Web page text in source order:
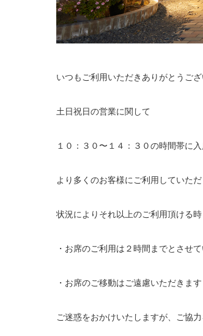
いつもご利用いただきありがとうご
土日祝日の営業に関して
１０：３０〜１４：３０の時間帯に
より多くのお客様にご利用していた
状況によりそれ以上のご利用頂ける
・お席のご利用は２時間までとさせ
・お席のご移動はご遠慮いただきます
ご迷惑をおかけいたしますが、ご協